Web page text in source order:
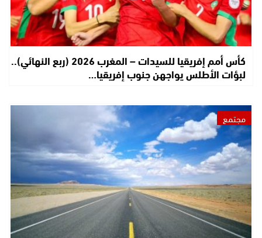
كأس أمم إفريقيا للسيدات – المغرب 2026 (ربع النهائي)..
لبؤات الأطلس يواجهن جنوب إفريقيا…
مجتمع